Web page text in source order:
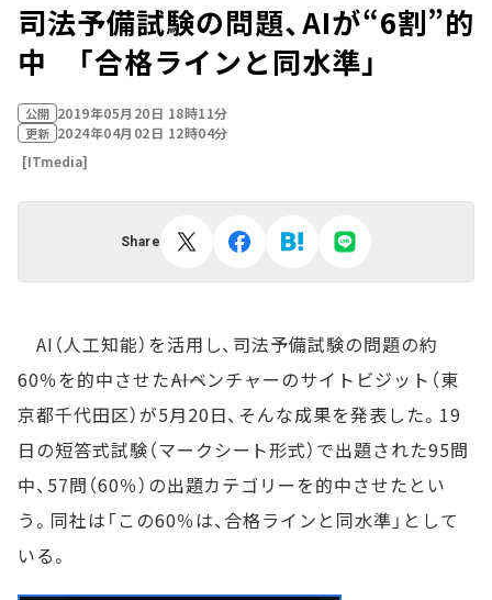
司法予備試験の問題、AIが“6割”的
中 「合格ラインと同水準」
公開 2019年05月20日 18時11分
更新 2024年04月02日 12時04分
[ITmedia]
Share
AI（人工知能）を活用し、司法予備試験の問題の約
60％を的中させた――AIベンチャーのサイトビジット（東
京都千代田区）が5月20日、そんな成果を発表した。19
日の短答式試験（マークシート形式）で出題された95問
中、57問（60％）の出題カテゴリーを的中させたとい
う。同社は「この60％は、合格ラインと同水準」として
いる。